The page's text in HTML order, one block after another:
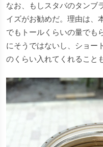
なお、もしスタバのタンブ
イズがお勧めだ。理由は、
でもトールくらいの量でも
にそうではないし、ショー
のくらい入れてくれること